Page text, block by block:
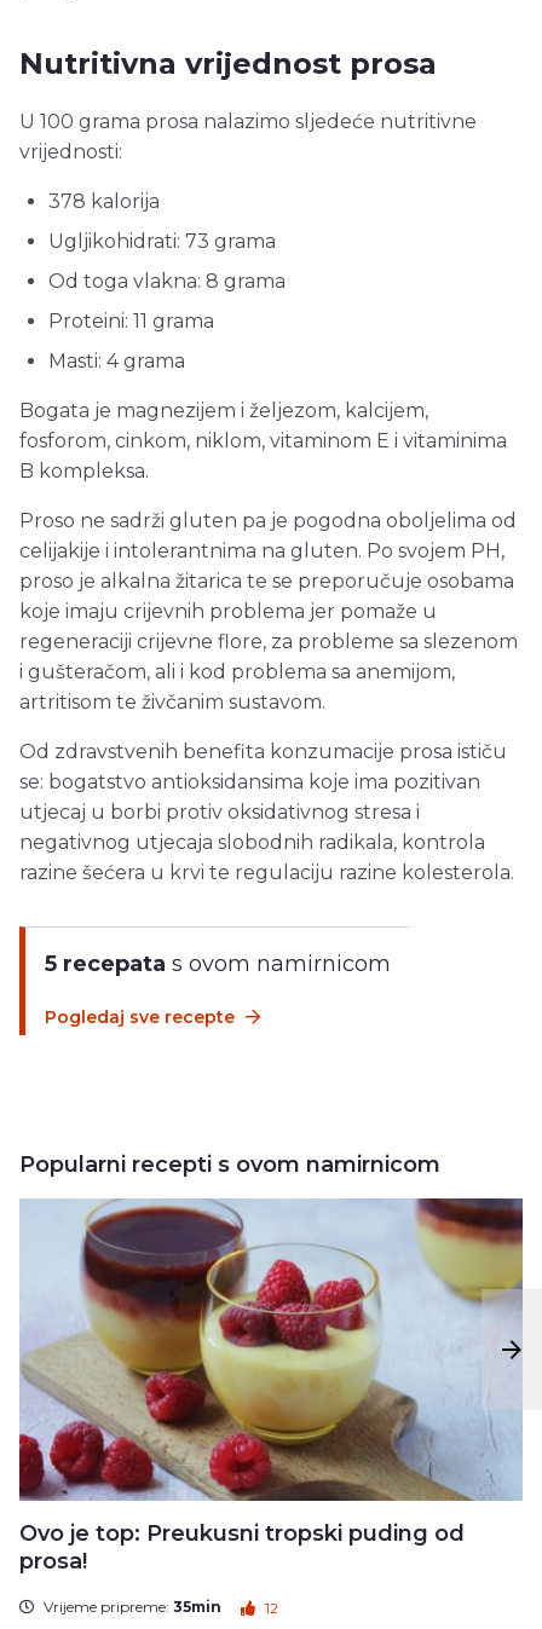
Nutritivna vrijednost prosa
U 100 grama prosa nalazimo sljedeće nutritivne
vrijednosti:
378 kalorija
Ugljikohidrati: 73 grama
Od toga vlakna: 8 grama
Proteini: 11 grama
Masti: 4 grama
Bogata je magnezijem i željezom, kalcijem,
fosforom, cinkom, niklom, vitaminom E i vitaminima
B kompleksa.
Proso ne sadrži gluten pa je pogodna oboljelima od
celijakije i intolerantnima na gluten. Po svojem PH,
proso je alkalna žitarica te se preporučuje osobama
koje imaju crijevnih problema jer pomaže u
regeneraciji crijevne flore, za probleme sa slezenom
i gušteračom, ali i kod problema sa anemijom,
artritisom te živčanim sustavom.
Od zdravstvenih benefita konzumacije prosa ističu
se: bogatstvo antioksidansima koje ima pozitivan
utjecaj u borbi protiv oksidativnog stresa i
negativnog utjecaja slobodnih radikala, kontrola
razine šećera u krvi te regulaciju razine kolesterola.
5 recepata s ovom namirnicom
Pogledaj sve recepte
Popularni recepti s ovom namirnicom
Ovo je top: Preukusni tropski puding od
prosa!
Vrijeme pripreme: 35min 12